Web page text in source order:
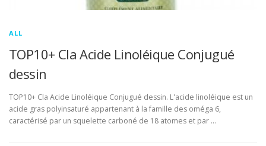
ALL
TOP10+ Cla Acide Linoléique Conjugué
dessin
TOP10+ Cla Acide Linoléique Conjugué dessin. L'acide linoléique est un
acide gras polyinsaturé appartenant à la famille des oméga 6,
caractérisé par un squelette carboné de 18 atomes et par …